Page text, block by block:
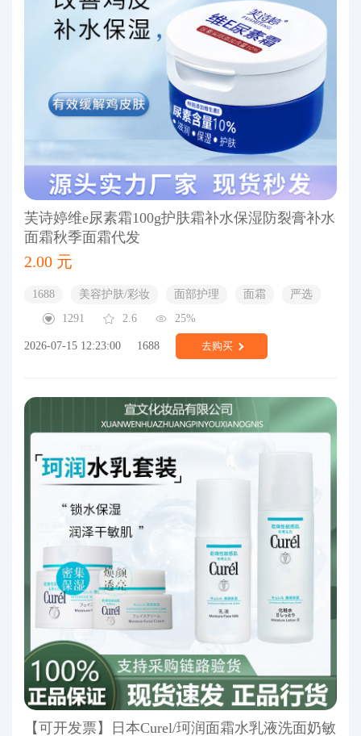
芙诗婷维e尿素霜100g护肤霜补水保湿防裂膏补水
面霜秋季面霜代发
2.00 元
1688 美容护肤/彩妆 面部护理 面霜
严选
1291
2.6 25%
2026-07-15 12:23:00 1688 去购买
【可开发票】日本Curel/珂润面霜水乳液洗面奶敏